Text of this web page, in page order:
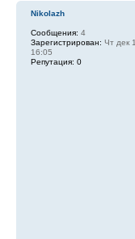
Nikolazh
Сообщения: 4
Зарегистрирован: Чт дек
16:05
Репутация: 0